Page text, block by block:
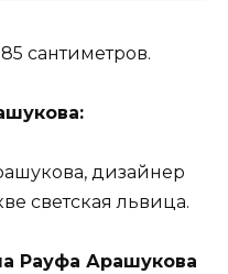
сантиметров.
дизайнер
светская львица.
Рауфа Арашукова